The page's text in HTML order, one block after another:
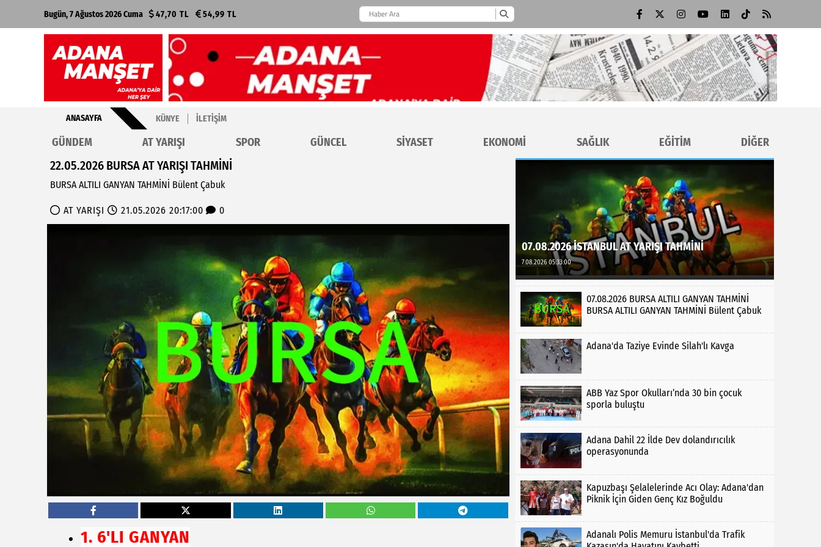
Bugün, 7 Ağustos 2026 Cuma 47,70 TL 54,99 TL
ANASAYFA KÜNYE İLETIŞIM
GÜNDEM AT YARIŞI SPOR GÜNCEL SİYASET EKONOMİ SAĞLIK EĞİTİM DİĞER
22.05.2026 BURSA AT YARIŞI TAHMİNİ
BURSA ALTILI GANYAN TAHMİNİ Bülent Çabuk
AT YARIŞI 21.05.2026 20:17:00 0
1. 6'LI GANYAN
07.08.2026 İSTANBUL AT YARIŞI TAHMİNİ
7.08.2026 05:33:00
07.08.2026 BURSA ALTILI GANYAN TAHMİNİ
BURSA ALTILI GANYAN TAHMİNİ Bülent Çabuk
Adana'da Taziye Evinde Silah'lı Kavga
ABB Yaz Spor Okulları’nda 30 bin çocuk
sporla buluştu
Adana Dahil 22 İlde Dev dolandırıcılık
operasyonunda
Kapuzbaşı Şelalelerinde Acı Olay: Adana'dan
Piknik İçin Giden Genç Kız Boğuldu
Adanalı Polis Memuru İstanbul'da Trafik